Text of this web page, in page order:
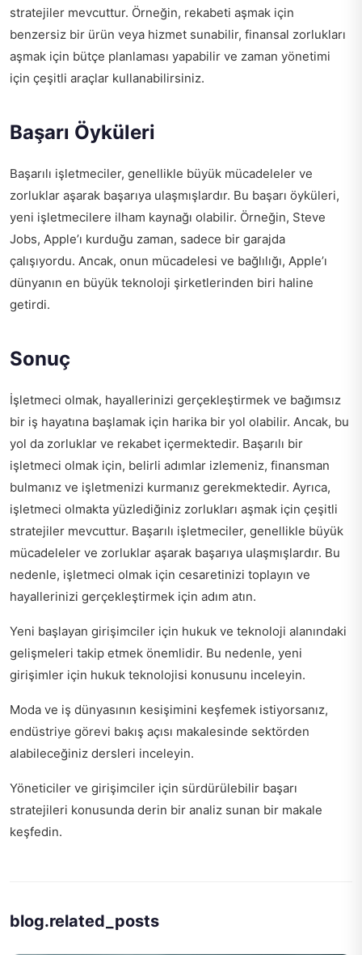
stratejiler mevcuttur. Örneğin, rekabeti aşmak için
benzersiz bir ürün veya hizmet sunabilir, finansal zorlukları
aşmak için bütçe planlaması yapabilir ve zaman yönetimi
için çeşitli araçlar kullanabilirsiniz.
Başarı Öyküleri
Başarılı işletmeciler, genellikle büyük mücadeleler ve
zorluklar aşarak başarıya ulaşmışlardır. Bu başarı öyküleri,
yeni işletmecilere ilham kaynağı olabilir. Örneğin, Steve
Jobs, Apple’ı kurduğu zaman, sadece bir garajda
çalışıyordu. Ancak, onun mücadelesi ve bağlılığı, Apple’ı
dünyanın en büyük teknoloji şirketlerinden biri haline
getirdi.
Sonuç
İşletmeci olmak, hayallerinizi gerçekleştirmek ve bağımsız
bir iş hayatına başlamak için harika bir yol olabilir. Ancak, bu
yol da zorluklar ve rekabet içermektedir. Başarılı bir
işletmeci olmak için, belirli adımlar izlemeniz, finansman
bulmanız ve işletmenizi kurmanız gerekmektedir. Ayrıca,
işletmeci olmakta yüzlediğiniz zorlukları aşmak için çeşitli
stratejiler mevcuttur. Başarılı işletmeciler, genellikle büyük
mücadeleler ve zorluklar aşarak başarıya ulaşmışlardır. Bu
nedenle, işletmeci olmak için cesaretinizi toplayın ve
hayallerinizi gerçekleştirmek için adım atın.
Yeni başlayan girişimciler için hukuk ve teknoloji alanındaki
gelişmeleri takip etmek önemlidir. Bu nedenle, yeni
girişimler için hukuk teknolojisi konusunu inceleyin.
Moda ve iş dünyasının kesişimini keşfemek istiyorsanız,
endüstriye görevi bakış açısı makalesinde sektörden
alabileceğiniz dersleri inceleyin.
Yöneticiler ve girişimciler için sürdürülebilir başarı
stratejileri konusunda derin bir analiz sunan bir makale
keşfedin.
blog.related_posts